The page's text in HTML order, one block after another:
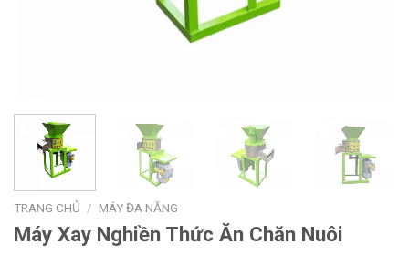
TRANG CHỦ / MÁY ĐA NĂNG
Máy Xay Nghiền Thức Ăn Chăn Nuôi